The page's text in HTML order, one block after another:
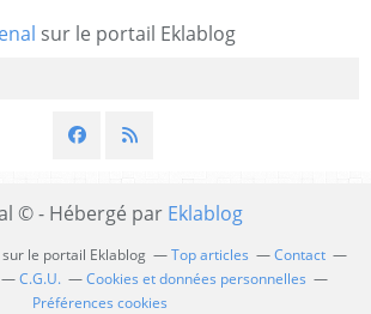
sur le portail Eklablog
© - Hébergé par Eklablog
sur le portail Eklablog Top articles
Contact
C.G.U.
Cookies et données personnelles
Préférences cookies